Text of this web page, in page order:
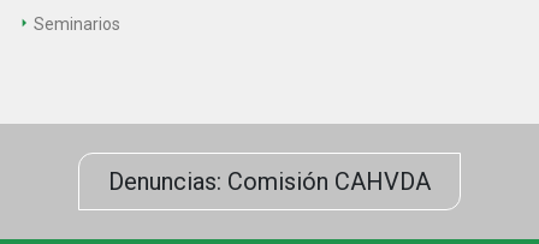
Seminarios
Denuncias: Comisión CAHVDA